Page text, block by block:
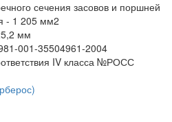
сечения засовов и поршней
- 1 205 мм2
мм
001-35504961-2004
IV класса №РОСС